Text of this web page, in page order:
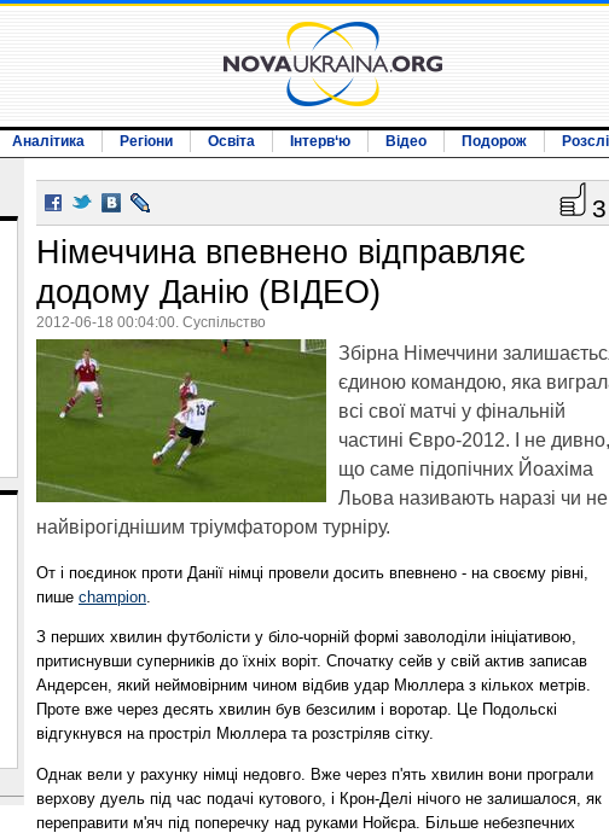
Аналітика Регіони Освіта Інтерв‘ю Відео Подорож
3
Німеччина впевнено відправляє
додому Данію (ВІДЕО)
2012-06-18 00:04:00. Суспільство
Збірна Німеччини
єдиною командою, яка
всі свої матчі у фінальній
частині Євро-2012. І не дивно,
що саме підопічних Йоахіма
Льова називають наразі чи не
найвірогіднішим тріумфатором турніру.
От і поєдинок проти Данії німці провели досить впевнено - на своєму рівні,
пише champion.
З перших хвилин футболісти у біло-чорній формі заволоділи ініціативою,
притиснувши суперників до їхніх воріт. Спочатку сейв у свій актив записав
Андерсен, який неймовірним чином відбив удар Мюллера з кількох метрів.
Проте вже через десять хвилин був безсилим і воротар. Це Подольскі
відгукнувся на простріл Мюллера та розстріляв сітку.
Однак вели у рахунку німці недовго. Вже через п'ять хвилин вони програли
верхову дуель під час подачі кутового, і Крон-Делі нічого не залишалося, як
переправити м'яч під поперечку над руками Нойєра. Більше небезпечних